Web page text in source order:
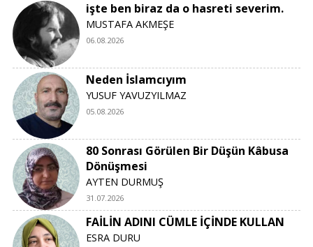
işte ben biraz da o hasreti severim.
MUSTAFA AKMEŞE
06.08.2026
Neden İslamcıyım
YUSUF YAVUZYILMAZ
05.08.2026
80 Sonrası Görülen Bir Düşün Kâbusa
Dönüşmesi
AYTEN DURMUŞ
31.07.2026
FAİLİN ADINI CÜMLE İÇİNDE KULLAN
ESRA DURU